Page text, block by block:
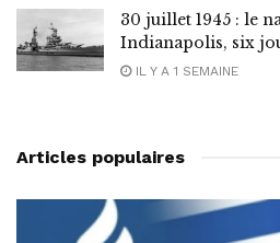
30 juillet 1945 : le
Indianapolis, six
IL Y A 1 SEMAINE
Articles populaires